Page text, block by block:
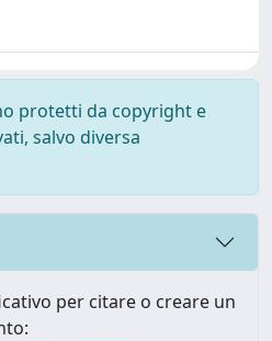
protetti da copyright e
salvo diversa
per citare o creare un